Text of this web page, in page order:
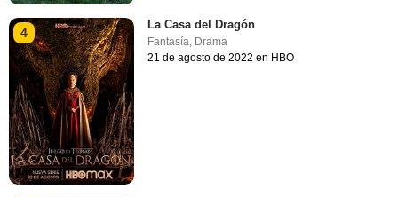
4
La Casa del Dragón
Fantasía Drama
21 de agosto de 2022 en HBO